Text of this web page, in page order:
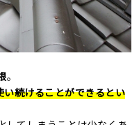
。
続けることができるとい